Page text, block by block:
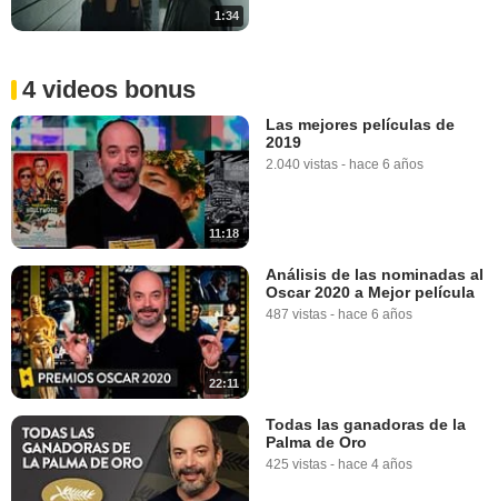
1:34
4 videos bonus
11:18
Las mejores películas de
2019
2.040 vistas - hace 6 años
22:11
Análisis de las nominadas al
Oscar 2020 a Mejor película
487 vistas - hace 6 años
Todas las ganadoras de la
Palma de Oro
425 vistas - hace 4 años